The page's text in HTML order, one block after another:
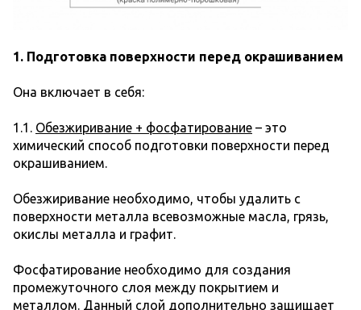
1. Подготовка поверхности перед окрашиванием
Она включает в себя:
1.1. Обезжиривание + фосфатирование – это
химический способ подготовки поверхности перед
окрашиванием.
Обезжиривание необходимо, чтобы удалить с
поверхности металла всевозможные масла, грязь,
окислы металла и графит.
Фосфатирование необходимо для создания
промежуточного слоя между покрытием и
металлом. Данный слой дополнительно защищает